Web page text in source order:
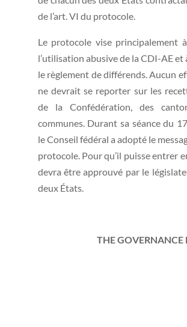
de l’art. VI du protocole.
Le protocole vise principalement
l’utilisation abusive de la CDI-AE et
le règlement de différends. Aucun
ne devrait se reporter sur les
de la Confédération, des
communes. Durant sa séance du
le Conseil fédéral a adopté le
protocole. Pour qu’il puisse entrer
devra être approuvé par le
deux États.
THE GOVERNANCE